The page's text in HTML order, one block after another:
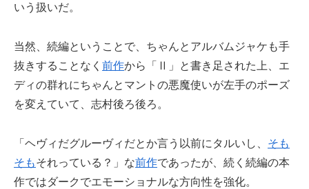
いう扱いだ。
当然、続編ということで、ちゃんとアルバムジャケも手
抜きすることなく 前作から「Ⅱ」と書き足された上、エ
ディの群れにちゃんとマントの悪魔使いが左手のポーズ
を変えていて、志村後ろ後ろ。
「ヘヴィだグルーヴィだとか言う以前にタルいし、 そも
そもそれっている？」な前作であったが、続く続編の本
作ではダークでエモーショナルな方向性を強化。